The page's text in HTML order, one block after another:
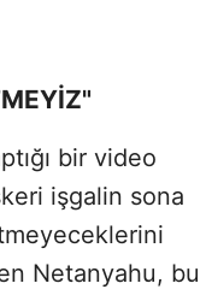
bir video
işgalin sona
Netanyahu, bu